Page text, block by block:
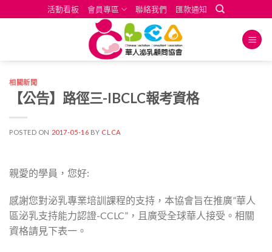
to
活動看板 會員專區 聯絡我們 匯款通知
相關新聞
【公告】路徑三-IBCLC報考資格
POSTED ON 2017-05-16 BY CLCA
親愛的學員，您好:
感謝您對泌乳專業培訓課程的支持，本協會旨​在推廣”華人
區泌乳支持能力認證-CCLC”​，​且廣受全球華人接受​。​相關
資格請見​下表一。